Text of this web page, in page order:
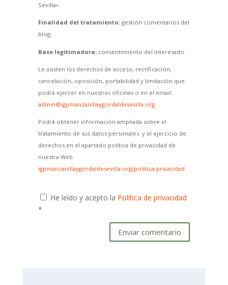
Sevilla».
Finalidad del tratamiento:gestión comentarios del
blog.
Base legitimadora:consentimiento del interesado.
Le asisten los derechos de acceso, rectificación,
cancelación, oposición, portabilidad y limitación que
podrá ejercer en nuestras oficinas o en el email:
admin@igpmanzanillaygordaldesevilla.org
Podrá obtener información ampliada sobre el
tratamiento de sus datos personales y el ejercicio de
derechos en el apartado política de privacidad de
nuestra Web
igpmanzanillaygordaldesevilla.org/politica-privacidad
He leído y acepto la Política de privacidad
*
Enviar comentario